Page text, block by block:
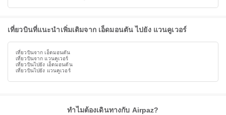
เที่ยวบินที่แนะนำเพิ่มเติมจาก เอ็ดมอนตัน ไปยัง แวนคูเวอร์
เที่ยวบินจาก เอ็ดมอนตัน
เที่ยวบินจาก แวนคูเวอร์
เที่ยวบินไปยัง เอ็ดมอนตัน
เที่ยวบินไปยัง แวนคูเวอร์
ทำไมต้องเดินทางกับ Airpaz?